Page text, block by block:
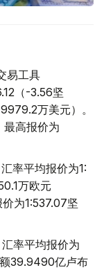
易工具
（-3.56坚
万美元）。
高报价为
率平均报价为1:
万欧元
为1:537.07坚
率平均报价为
39.9490亿卢布